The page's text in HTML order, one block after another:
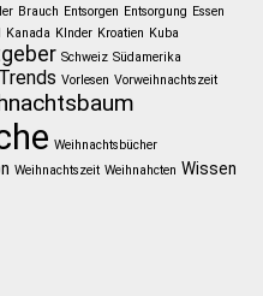
Brauch Entsorgen Entsorgung Essen
Kanada KInder Kroatien Kuba
Schweiz Südamerika
Trends Vorlesen Vorweihnachtszeit
Weihnachtsbücher
Weihnachtszeit Weihnahcten Wissen